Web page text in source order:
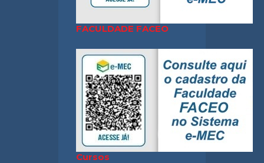
FACULDADE FACEO
Cursos